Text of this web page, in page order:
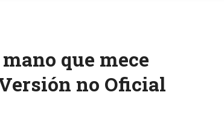
que mece
no Oficial